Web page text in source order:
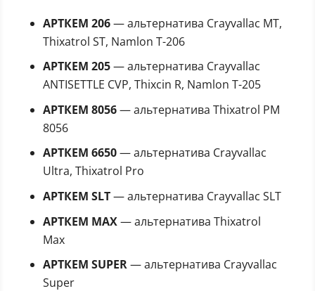
АРТКЕМ 206— альтернатива Crayvallac MT,
Thixatrol ST, Namlon T-206
АРТКЕМ 205— альтернатива Crayvallac
ANTISETTLE CVP, Thixcin R, Namlon T-205
АРТКЕМ 8056— альтернатива Thixatrol PM
8056
АРТКЕМ 6650— альтернатива Crayvallac
Ultra, Thixatrol Pro
АРТКЕМ SLT— альтернатива Crayvallac SLT
АРТКЕМ MAX— альтернатива Thixatrol
Max
АРТКЕМ SUPER— альтернатива Crayvallac
Super